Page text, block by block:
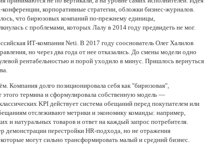
корпоративные стратегии, обложки бизнес-журналов.
что бирюзовых компаний по-прежнему единицы,
с проблемами, которых Лалу в 2014 году предвидеть не мог.
ИТ-компания Neti. В 2017 году сооснователь Олег Халилов
но через два года от нее отказались. До смены модели одно
рентабельностью и порой уходило в минус. Пришлось вернуться
Компания долго позиционировала себя как "бирюзовая",
этого термина и сформулировала собственную модель —
KPI действует система обещаний перед покупателем или
отслеживают метрики и экономику команды: например,
и натуральных товаров и ответ на каждый запрос потребителя.
перестройки HR-подхода, но не отражения
могут сильно трансформировать малый и средний бизнес.